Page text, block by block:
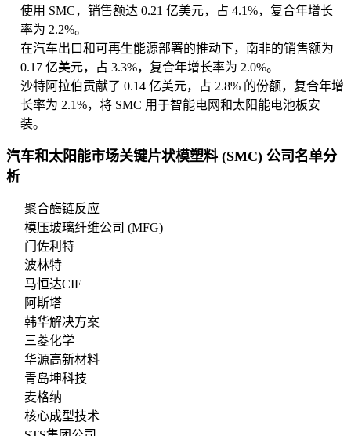
使用 SMC，销售额达 0.21 亿美元，占 4.1%，复合年增长
率为 2.2%。
在汽车出口和可再生能源部署的推动下，南非的销售额为
0.17 亿美元，占 3.3%，复合年增长率为 2.0%。
沙特阿拉伯贡献了 0.14 亿美元，占 2.8% 的份额，复合年增
长率为 2.1%，将 SMC 用于智能电网和太阳能电池板安
装。
汽车和太阳能市场关键片状模塑料 (SMC) 公司名单分
析
聚合酶链反应
模压玻璃纤维公司 (MFG)
门佐利特
波林特
马恒达CIE
阿斯塔
韩华解决方案
三菱化学
华源高新材料
青岛坤科技
麦格纳
核心成型技术